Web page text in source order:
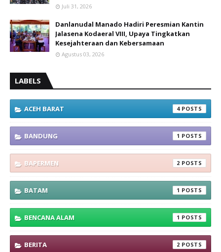
Juli 31, 2026
Danlanudal Manado Hadiri Peresmian Kantin
Jalasena Kodaeral VIII, Upaya Tingkatkan
Kesejahteraan dan Kebersamaan
Agustus 03, 2026
LABELS
ACEH BARAT 4
BANDUNG 1
BAPERMEN 2
BATAM 1
BENCANA ALAM 1
BERITA 2